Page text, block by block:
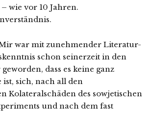
wie vor 10 Jahren.
war mit zunehmender Literatur-
schon seinerzeit in den
dass es keine ganz
ist, sich, nach all den
Kolateralschäden des sowjetischen
und nach dem fast